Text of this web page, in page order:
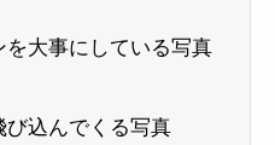
を大事にしている写真
び込んでくる写真